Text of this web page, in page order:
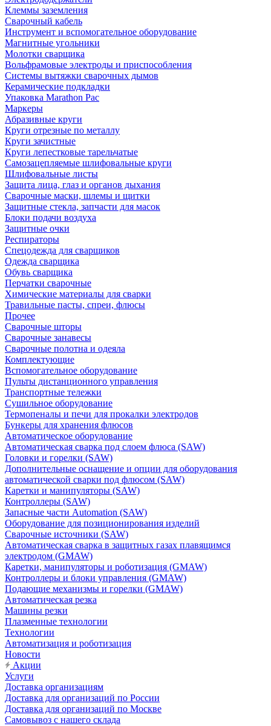
Клеммы заземления
Сварочный кабель
Инструмент и вспомогательное оборудование
Магнитные угольники
Молотки сварщика
Вольфрамовые электроды и приспособления
Системы вытяжки сварочных дымов
Керамические подкладки
Упаковка Marathon Pac
Маркеры
Абразивные круги
Круги отрезные по металлу
Круги зачистные
Круги лепестковые тарельчатые
Самозацепляемые шлифовальные круги
Шлифовальные листы
Защита лица, глаз и органов дыхания
Сварочные маски, шлемы и щитки
Защитные стекла, запчасти для масок
Блоки подачи воздуха
Защитные очки
Респираторы
Спецодежда для сварщиков
Одежда сварщика
Обувь сварщика
Перчатки сварочные
Химические материалы для сварки
Травильные пасты, спреи, флюсы
Прочее
Сварочные шторы
Сварочные занавесы
Сварочные полотна и одеяла
Комплектующие
Вспомогательное оборудование
Пульты дистанционного управления
Транспортные тележки
Сушильное оборудование
Термопеналы и печи для прокалки электродов
Бункеры для хранения флюсов
Автоматическое оборудование
Автоматическая сварка под слоем флюса (SAW)
Головки и горелки (SAW)
Дополнительные оснащение и опции для оборудования
автоматической сварки под флюсом (SAW)
Каретки и манипуляторы (SAW)
Контроллеры (SAW)
Запасные части Automation (SAW)
Оборудование для позиционирования изделий
Сварочные источники (SAW)
Автоматическая сварка в защитных газах плавящимся
электродом (GMAW)
Каретки, манипуляторы и роботизация (GMAW)
Контроллеры и блоки управления (GMAW)
Подающие механизмы и горелки (GMAW)
Автоматическая резка
Машины резки
Плазменные технологии
Технологии
Автоматизация и роботизация
Новости
Акции
Услуги
Доставка организациям
Доставка для организаций по России
Доставка для организаций по Москве
Самовывоз с нашего склада